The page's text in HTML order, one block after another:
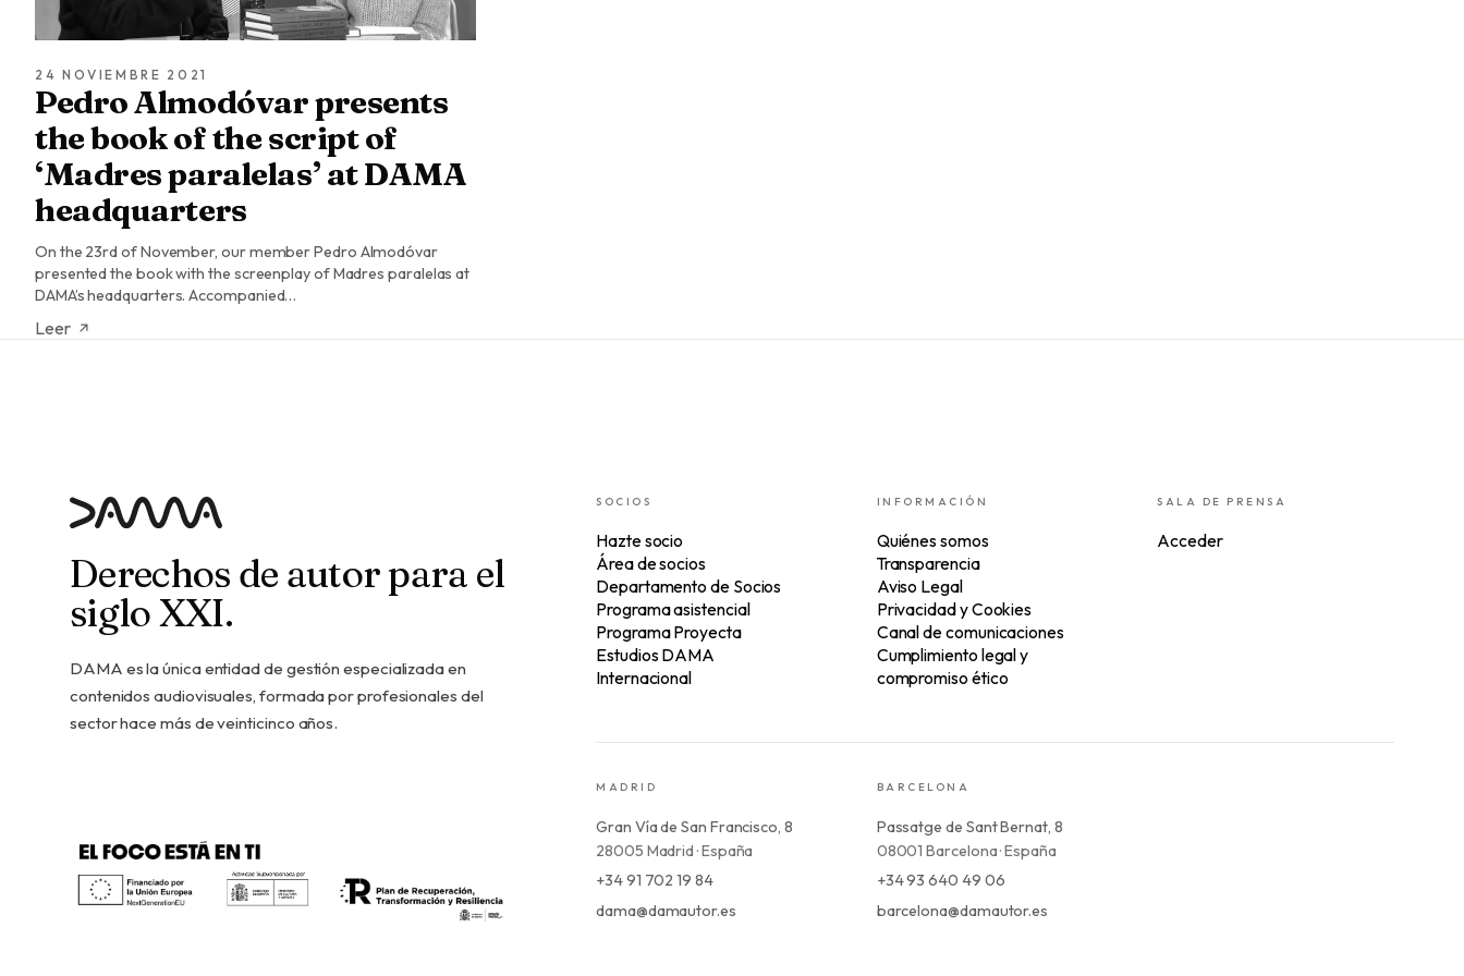
24 NOVIEMBRE 2021
Pedro Almodóvar presents
the book of the script of
‘Madres paralelas’ at DAMA
headquarters
On the 23rd of November, our member Pedro Almodóvar
presented the book with the screenplay of Madres paralelas at
DAMA’s headquarters. Accompanied…
Leer
Derechos de autor para el
siglo XXI.
DAMA es la única entidad de gestión especializada en
contenidos audiovisuales, formada por profesionales del
sector hace más de veinticinco años.
SOCIOS
Hazte socio
Área de socios
Departamento de Socios
Programa asistencial
Programa Proyecta
Estudios DAMA
Internacional
INFORMACIÓN
Quiénes somos
Transparencia
Aviso Legal
Privacidad y Cookies
Canal de comunicaciones
Cumplimiento legal y
compromiso ético
SALA DE PRENSA
Acceder
MADRID
Gran Vía de San Francisco, 8
28005 Madrid · España
+34 91 702 19 84
dama@damautor.es
BARCELONA
Passatge de Sant Bernat, 8
08001 Barcelona · España
+34 93 640 49 06
barcelona@damautor.es